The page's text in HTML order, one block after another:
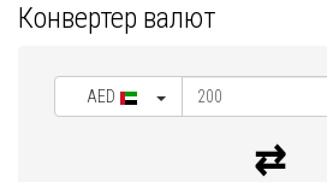
Конвертер валют
AED